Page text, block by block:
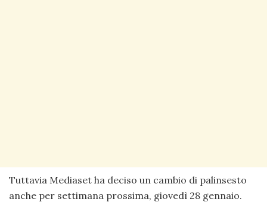
Tuttavia Mediaset ha deciso un cambio di palinsesto
anche per settimana prossima, giovedì 28 gennaio.